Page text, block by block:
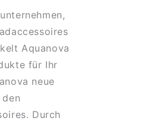
Aquanova
für Ihr
neue
Durch